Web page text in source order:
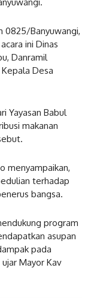
0825/Banyuwangi,
ini Dinas
Danramil
Desa
Yayasan Babul
makanan
menyampaikan,
terhadap
bangsa.
program
asupan
pada
Mayor Kav